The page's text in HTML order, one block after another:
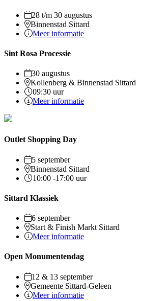
28 t/m 30 augustus
Binnenstad Sittard
Meer informatie
Sint Rosa Processie
30 augustus
Kollenberg & Binnenstad Sittard
09:30 uur
Meer informatie
Outlet Shopping Day
5 september
Binnenstad Sittard
10:00 -17:00 uur
Sittard Klassiek
6 september
Start & Finish Markt Sittard
Meer informatie
Open Monumentendag
12 & 13 september
Gemeente Sittard-Geleen
Meer informatie